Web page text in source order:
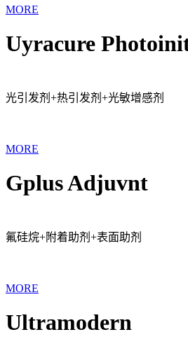
MORE
Uyracure
光引发剂+热引发剂+光敏增感剂
MORE
Gplus Adjuvnt
氟硅烷+附着助剂+表面助剂
MORE
Ultramodern